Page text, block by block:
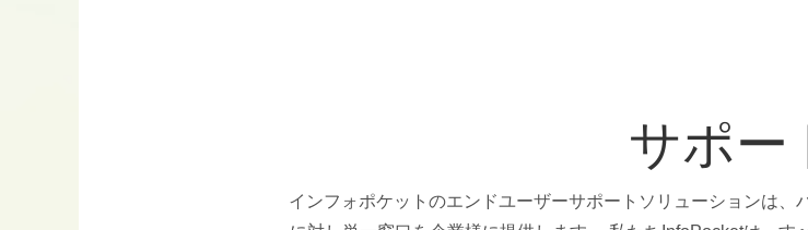
サポー
インフォポケットのエンドユーザーサポートソリューションは